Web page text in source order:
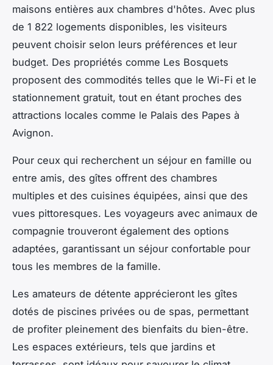
maisons entières aux chambres d'hôtes. Avec plus
de 1 822 logements disponibles, les visiteurs
peuvent choisir selon leurs préférences et leur
budget. Des propriétés comme Les Bosquets
proposent des commodités telles que le Wi-Fi et le
stationnement gratuit, tout en étant proches des
attractions locales comme le Palais des Papes à
Avignon.
Pour ceux qui recherchent un séjour en famille ou
entre amis, des gîtes offrent des chambres
multiples et des cuisines équipées, ainsi que des
vues pittoresques. Les voyageurs avec animaux de
compagnie trouveront également des options
adaptées, garantissant un séjour confortable pour
tous les membres de la famille.
Les amateurs de détente apprécieront les gîtes
dotés de piscines privées ou de spas, permettant
de profiter pleinement des bienfaits du bien-être.
Les espaces extérieurs, tels que jardins et